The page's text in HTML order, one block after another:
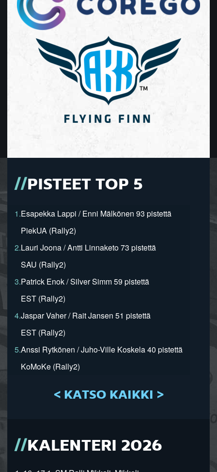
PISTEET TOP 5
1.Esapekka Lappi / Enni Mälkönen 93 pistettä
PiekUA (Rally2)
2.Lauri Joona / Antti Linnaketo 73 pistettä
SAU (Rally2)
3.Patrick Enok / Silver Simm 59 pistettä
EST (Rally2)
4.Jaspar Vaher / Rait Jansen 51 pistettä
EST (Rally2)
5.Anssi Rytkönen / Juho-Ville Koskela 40 pistettä
KoMoKe (Rally2)
< KATSO KAIKKI >
KALENTERI 2026